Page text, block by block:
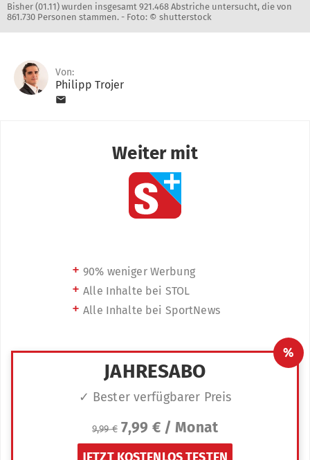
Bisher (01.11) wurden insgesamt 921.468 Abstriche untersucht, die von
861.730 Personen stammen. - Foto: © shutterstock
Von:
Philipp Trojer